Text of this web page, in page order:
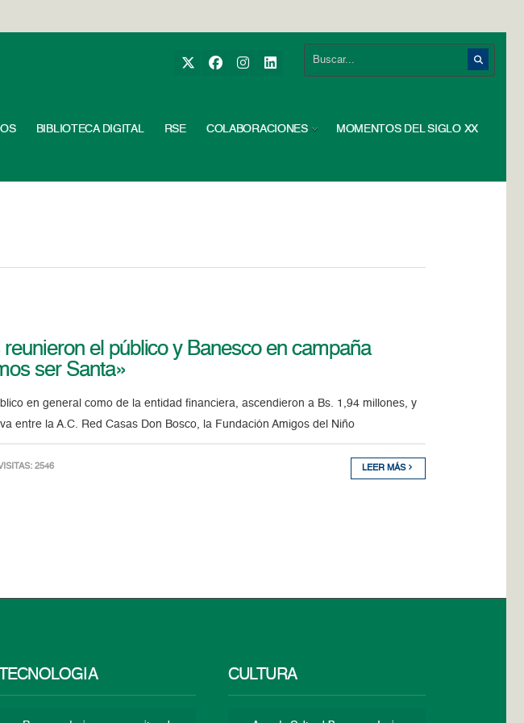
BIBLIOTECA DIGITAL RSE COLABORACIONES MOMENTOS DEL SIGLO XX
el público y Banesco en campaña
ser Santa»
en general como de la entidad financiera, ascendieron a Bs. 1,94 millones, y
entre la A.C. Red Casas Don Bosco, la Fundación Amigos del Niño
2546 LEER MÁS
TECNOLOGÍA CULTURA